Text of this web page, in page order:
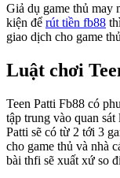
Giả dụ game thủ may
kiện để rút tiền fb88
giao dịch cho game
Luật chơi
Teen Patti Fb88 có
tập trung vào quan
Patti sẽ có từ 2 tới 3
cho game thủ và nhà
bài thfi sẽ xuất xứ so